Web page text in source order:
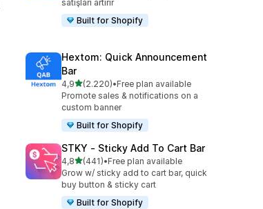
satışları artırır
Built for Shopify
Hextom: Quick Announcement
Bar
4,95 yıldız üzerinden
(2.220)
toplam 2220 değerlendirme
•Free plan available
Promote sales & notifications on a
custom banner
Built for Shopify
STKY ‑ Sticky Add To Cart Bar
4,85 yıldız üzerinden
(441)
toplam 441 değerlendirme
•Free plan available
Grow w/ sticky add to cart bar, quick
buy button & sticky cart
Built for Shopify